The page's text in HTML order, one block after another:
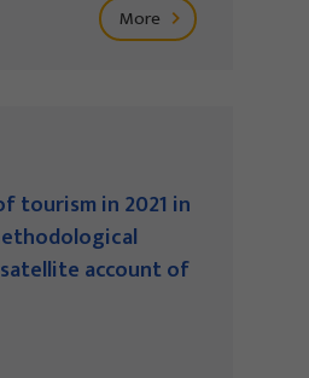
More
tourism in 2021 in
account of